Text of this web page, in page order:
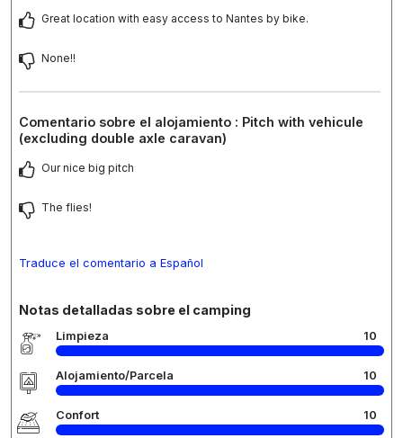
Great location with easy access to Nantes by bike.
None!!
Comentario sobre el alojamiento : Pitch with vehicule
(excluding double axle caravan)
Our nice big pitch
The flies!
Traduce el comentario a Español
Notas detalladas sobre el camping
Limpieza 10
Alojamiento/Parcela 10
Confort 10